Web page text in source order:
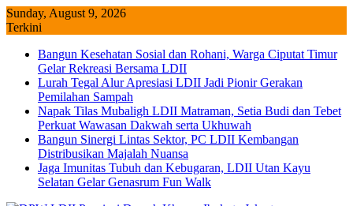
Skip
to
Sunday, August 9, 2026
Terkini
Bangun Kesehatan Sosial dan Rohani, Warga Ciputat Timur
Gelar Rekreasi Bersama LDII
Lurah Tegal Alur Apresiasi LDII Jadi Pionir Gerakan
Pemilahan Sampah
Napak Tilas Mubaligh LDII Matraman, Setia Budi dan Tebet
Perkuat Wawasan Dakwah serta Ukhuwah
Bangun Sinergi Lintas Sektor, PC LDII Kembangan
Distribusikan Majalah Nuansa
Jaga Imunitas Tubuh dan Kebugaran, LDII Utan Kayu
Selatan Gelar Genasrum Fun Walk